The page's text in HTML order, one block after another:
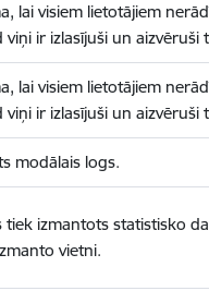
lai visiem lietotājiem
ir izlasījuši un aizvēruši
lai visiem lietotājiem
ir izlasījuši un aizvēruši
modālais logs.
tiek izmantots statistisko
vietni.